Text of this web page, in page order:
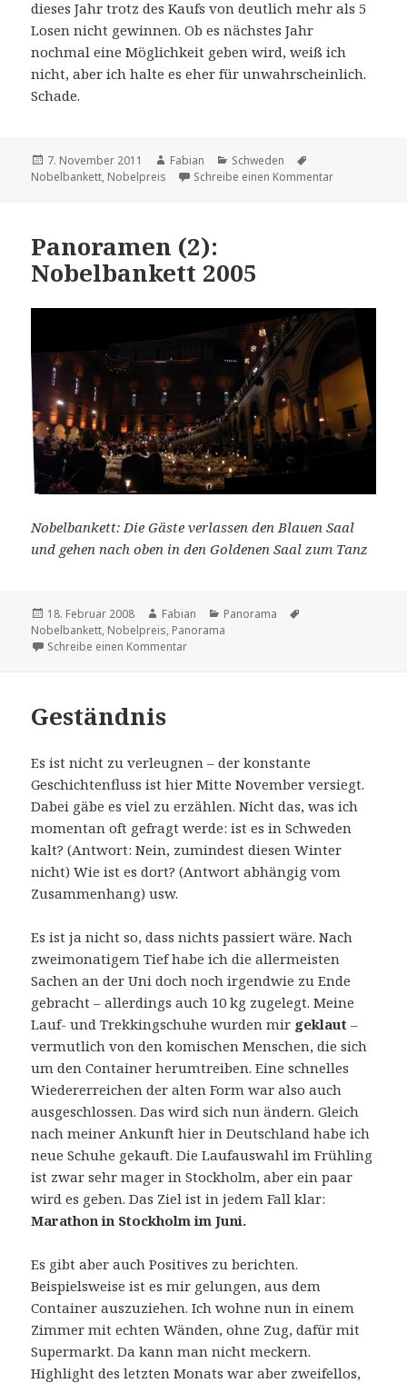
dieses Jahr trotz des Kaufs von deutlich mehr als 5
Losen nicht gewinnen. Ob es nächstes Jahr
nochmal eine Möglichkeit geben wird, weiß ich
nicht, aber ich halte es eher für unwahrscheinlich.
Schade.
Veröffentlicht
am
7. November 2011 Autor
Fabian Kategorien
Schweden
Nobelbankett, Nobelpreis Schreibe einen Kommentarzu Leider nicht
Panoramen (2):
Nobelbankett 2005
Nobelbankett: Die Gäste verlassen den Blauen Saal
und gehen nach oben in den Goldenen Saal zum Tanz
Veröffentlicht
am
18. Februar 2008 Autor
Fabian Kategorien
Panorama
Nobelbankett, Nobelpreis, Panorama
Schreibe einen Kommentarzu Panoramen (2): Nobelbankett 2005
Geständnis
Es ist nicht zu verleugnen – der konstante
Geschichtenfluss ist hier Mitte November versiegt.
Dabei gäbe es viel zu erzählen. Nicht das, was ich
momentan oft gefragt werde: ist es in Schweden
kalt? (Antwort: Nein, zumindest diesen Winter
nicht) Wie ist es dort? (Antwort abhängig vom
Zusammenhang) usw.
Es ist ja nicht so, dass nichts passiert wäre. Nach
zweimonatigem Tief habe ich die allermeisten
Sachen an der Uni doch noch irgendwie zu Ende
gebracht – allerdings auch 10 kg zugelegt. Meine
Lauf- und Trekkingschuhe wurden mir geklaut –
vermutlich von den komischen Menschen, die sich
um den Container herumtreiben. Eine schnelles
Wiedererreichen der alten Form war also auch
ausgeschlossen. Das wird sich nun ändern. Gleich
nach meiner Ankunft hier in Deutschland habe ich
neue Schuhe gekauft. Die Laufauswahl im Frühling
ist zwar sehr mager in Stockholm, aber ein paar
wird es geben. Das Ziel ist in jedem Fall klar:
Marathon in Stockholm im Juni.
Es gibt aber auch Positives zu berichten.
Beispielsweise ist es mir gelungen, aus dem
Container auszuziehen. Ich wohne nun in einem
Zimmer mit echten Wänden, ohne Zug, dafür mit
Supermarkt. Da kann man nicht meckern.
Highlight des letzten Monats war aber zweifellos,